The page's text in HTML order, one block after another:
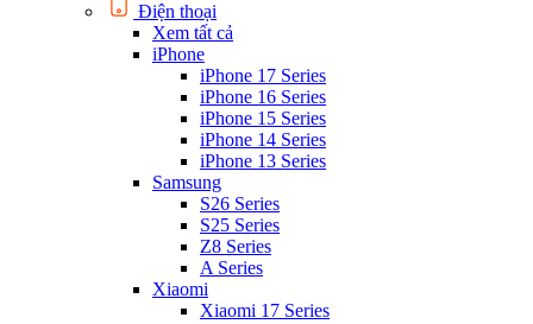
Điện thoại
Xem tất cả
iPhone
iPhone 17 Series
iPhone 16 Series
iPhone 15 Series
iPhone 14 Series
iPhone 13 Series
Samsung
S26 Series
S25 Series
Z8 Series
A Series
Xiaomi
Xiaomi 17 Series